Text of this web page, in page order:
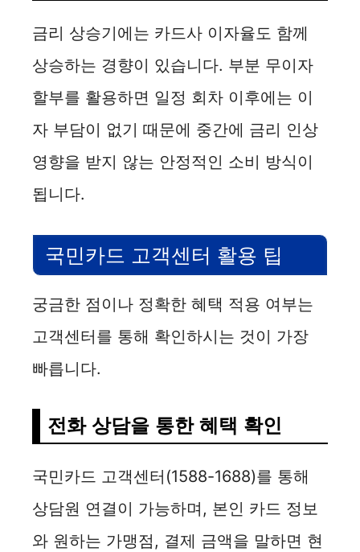
금리 상승기에는 카드사 이자율도 함께
상승하는 경향이 있습니다. 부분 무이자
할부를 활용하면 일정 회차 이후에는 이
자 부담이 없기 때문에 중간에 금리 인상
영향을 받지 않는 안정적인 소비 방식이
됩니다.
국민카드 고객센터 활용 팁
궁금한 점이나 정확한 혜택 적용 여부는
고객센터를 통해 확인하시는 것이 가장
빠릅니다.
전화 상담을 통한 혜택 확인
국민카드 고객센터(1588-1688)를 통해
상담원 연결이 가능하며, 본인 카드 정보
와 원하는 가맹점, 결제 금액을 말하면 현